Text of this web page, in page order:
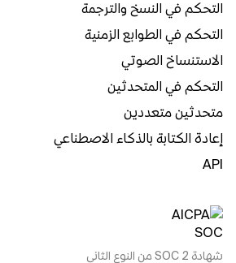
التحكم في النسخ والترجمة
التحكم في الطوابع الزمنية
الاستنساخ الصوتي
التحكم في المتحدثين
متحدثين متعددين
إعادة الكتابة بالذكاء الاصطناعي
API
شهادة SOC 2 من النوع الثاني